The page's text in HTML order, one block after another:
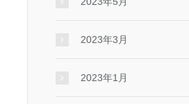
2023年3月
2023年1月